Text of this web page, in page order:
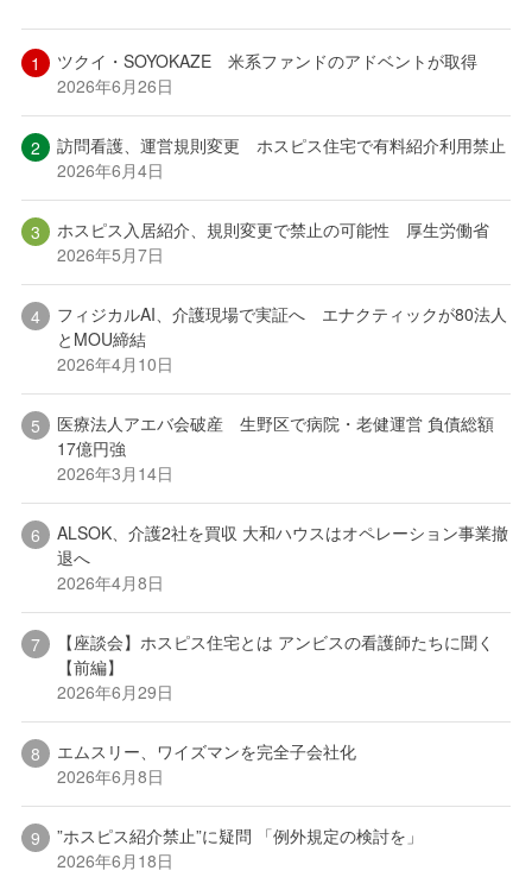
ツクイ・SOYOKAZE 米系ファンドのアドベントが取得
2026年6月26日
訪問看護、運営規則変更 ホスピス住宅で有料紹介利用禁止
2026年6月4日
ホスピス入居紹介、規則変更で禁止の可能性 厚生労働省
2026年5月7日
フィジカルAI、介護現場で実証へ エナクティックが80法人
とMOU締結
2026年4月10日
医療法人アエバ会破産 生野区で病院・老健運営 負債総額
17億円強
2026年3月14日
ALSOK、介護2社を買収 大和ハウスはオペレーション事業撤
退へ
2026年4月8日
【座談会】ホスピス住宅とは アンビスの看護師たちに聞く
【前編】
2026年6月29日
エムスリー、ワイズマンを完全子会社化
2026年6月8日
”ホスピス紹介禁止”に疑問 「例外規定の検討を」
2026年6月18日